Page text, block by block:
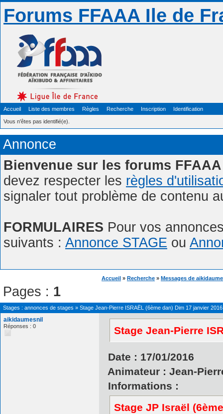
Forums FFAAA Ile de
Accueil Liste des membres Règles Recherche Inscription Identification
Vous n'êtes pas identifié(e).
Annonce
Bienvenue sur les forums FFAAA
devez respecter les règles
signaler tout problème de contenu
FORMULAIRES Pour vos
suivants : Annonce STAGE ou
Accueil » Recherche » Messages de
Pages : 1
Stages : annonces de stages » Stage Jean-Pierre ISRAËL (6ème dan) Dim 17 janvier 2016
aikidaumesnil
Réponses : 0 Stage Jean-Pierre
Date : 17/01/2016
Animateur : Jean-
Informations :
Stage JP Israël